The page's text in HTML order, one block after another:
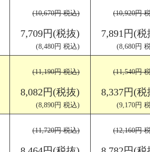
(10,670円 税込)
7,709円(税抜)
(8,480円 税込)
(10,920円
7,891円(税
(8,680円
(11,190円 税込)
8,082円(税抜)
(8,890円 税込)
(11,540円
8,337円(税
(9,170円
(11,720円 税込) (12,160円